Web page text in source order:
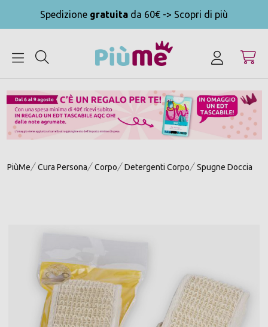
Spedizione gratuita da 60€ -> Scopri di più
PiùMe Cura Persona Corpo Detergenti Corpo Spugne Doccia